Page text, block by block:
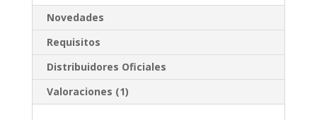
Novedades
Requisitos
Distribuidores Oficiales
Valoraciones (1)